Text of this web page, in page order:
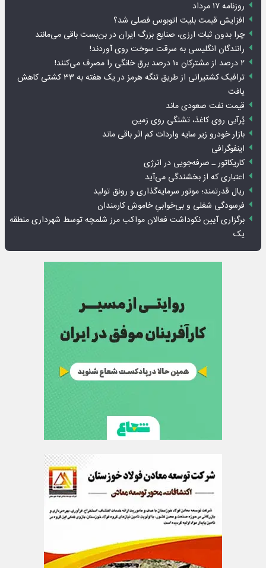
روزنامه ۱۷ مرداد
افزایش قیمت بلیت اتوبوس فصلی شد؟
چرا بدون ثبات ارزی، صنایع بزرگ ایران در بن‌بست باقی می‌مانند
رانندگان انگلیسی به سرقت سوخت روی آوردند!
۲ درصد از مشترکان ۱۰ درصد برق خانگی را مصرف می‌کنند!
ترافیک کشتیرانی از طریق تنگه هرمز در یک هفته به ۳۳ کشتی کاهش
یافت
قیمت نفت صعودی ماند
پُرآبی روی کاغذ، تشنگی روی زمین
بازار خودرو زیر سایه واردات کم اثر باقی ماند
اینفوگرافی
کاریکاتور ـ صرفه‌جویی در انرژی
اعتباری که از بخشندگی می‌آید
ریال قدرتمند؛ موتور سرمایه‌گذاری و رونق تولید
فرسودگی شغلی و بی‌خوابیِ خاموش کارمندان
برگزاری آیین نکوداشت فعالان مواکب مرز شلمچه توسط شهرداری منطقه
یک